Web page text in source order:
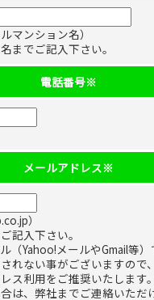
マンション名）
までご記入下さい。
電話番号※
メールアドレス ※
）
記入下さい。
（Yahoo!メールやGmail等
れない事がございますので
ス利用をご推奨いたします
は、弊社までご連絡いただ